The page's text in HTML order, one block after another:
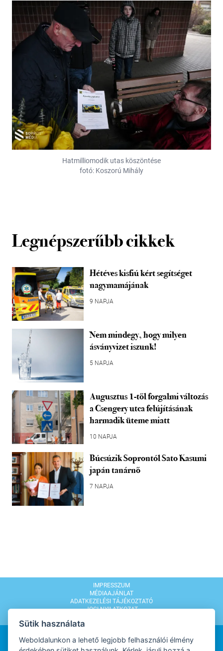
Hatmilliomodik utas köszöntése
fotó: Koszorú Mihály
Legnépszerűbb cikkek
Hétéves kisfiú kért segítséget
nagymamájának
9 NAPJA
Nem mindegy, hogy milyen
ásványvizet iszunk!
5 NAPJA
Augusztus 1-től forgalmi változás
a Csengery utca felújításának
harmadik üteme miatt
10 NAPJA
Búcsúzik Soprontól Sato Kasumi
japán tanárnő
7 NAPJA
IMPRESSZUM
MÉDIAAJÁNLAT
ADATKEZELÉSI TÁJÉKOZTATÓ
JOGI NYILATKOZAT
Sütik használata
Weboldalunkon a lehető legjobb felhasználói élmény